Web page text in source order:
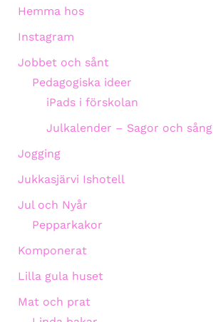
Hemma hos
Instagram
Jobbet och sånt
Pedagogiska ideer
iPads i förskolan
Julkalender – Sagor och sång
Jogging
Jukkasjärvi Ishotell
Jul och Nyår
Pepparkakor
Komponerat
Lilla gula huset
Mat och prat